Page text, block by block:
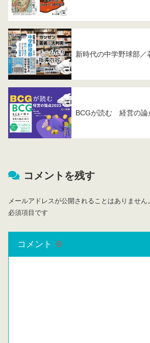
新時代の中学野球部／
BCGが読む 経営の論
コメントを残す
メールアドレスが公開されることはありません。
必須項目です
コメント ※